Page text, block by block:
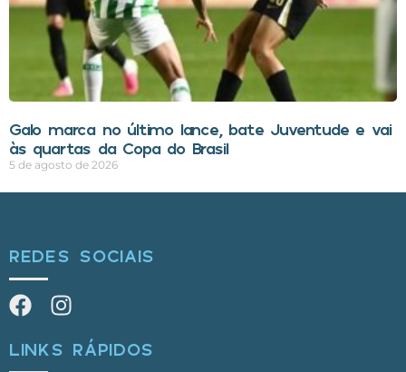
Galo marca no último lance, bate Juventude e vai
às quartas da Copa do Brasil
5 de agosto de 2026
REDES SOCIAIS
LINKS RÁPIDOS